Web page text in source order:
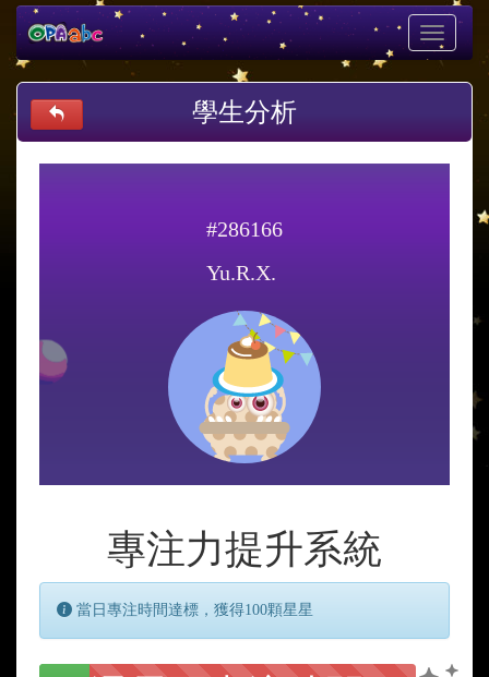
Toggle
學生分析
#286166
Yu.R.X.
專注力提升系統
當日專注時間達標，獲得100顆星星